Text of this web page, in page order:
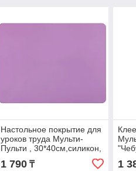
Настольное покрытие для
уроков труда Мульти-
Пульти , 30*40см,силикон,
сиреневое
1 790₸ 1